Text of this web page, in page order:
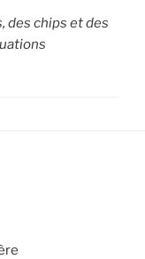
des chips et des